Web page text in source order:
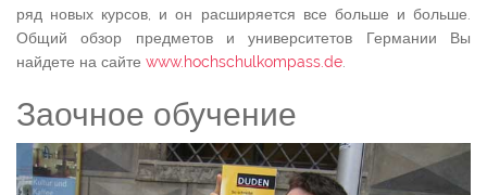
ряд новых курсов, и он расширяется все больше и больше.
Общий обзор предметов и университетов Германии Вы
найдете на сайте www.hochschulkompass.de
Заочное обучение